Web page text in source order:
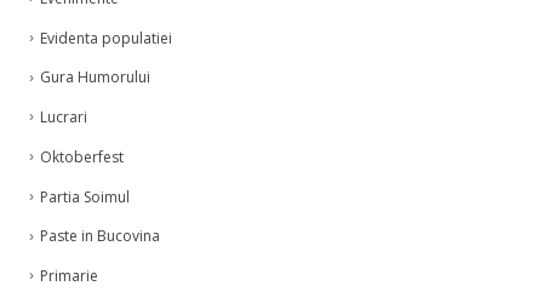
Evidenta populatiei
Gura Humorului
Lucrari
Oktoberfest
Partia Soimul
Paste in Bucovina
Primarie